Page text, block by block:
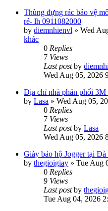
Thùng đựng rác bảo vệ
rẻ- lh 0911082000
by diemnhienvl » Wed
khác
0 Replies
7 Views
Last postby
Wed Aug 05, 2026
Địa chỉ nhà phân phối
by Lasa » Wed Aug 05,
0 Replies
7 Views
Last postby Lasa
Wed Aug 05, 2026
Giày bảo hộ Jogger tại
by thegioigiay » Tue Aug
0 Replies
9 Views
Last postby
Tue Aug 04, 2026